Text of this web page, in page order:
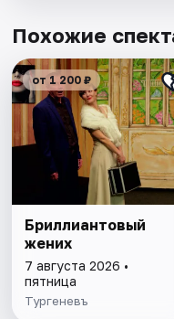
Похожие
от 1 200 ₽
Бриллиантовый
жених
7 августа 2026 •
пятница
Тургеневъ